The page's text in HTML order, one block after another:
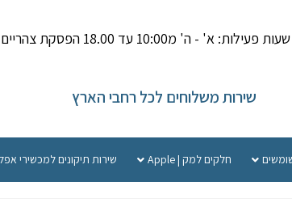
שעות פעילות: א' - ה' מ10:00 עד 18.00 הפסקת צהריים 14.00-15.000
שירות משלוחים לכל רחבי הארץ
חלקים למק | Apple שירות תיקונים למכשירי אפל